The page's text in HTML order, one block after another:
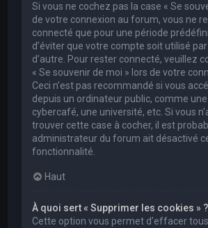
Si vous ne cochez pas la case « Se
de votre connexion au forum, vous ne
connecté que pour une période
d’éviter que votre compte soit utilisé par
d’autre. Pour rester connecté, veuillez
« Se souvenir de moi » lors de votre
Ceci n’est pas recommandé si vous
depuis un ordinateur public, comme
cybercafé, une université, etc. Si vous
trouver cette case à cocher, il est
administrateur du forum ait désactivé
fonctionnalité.
Haut
À quoi sert « Supprimer les cookies » ?
Cette option vous permet d’effacer